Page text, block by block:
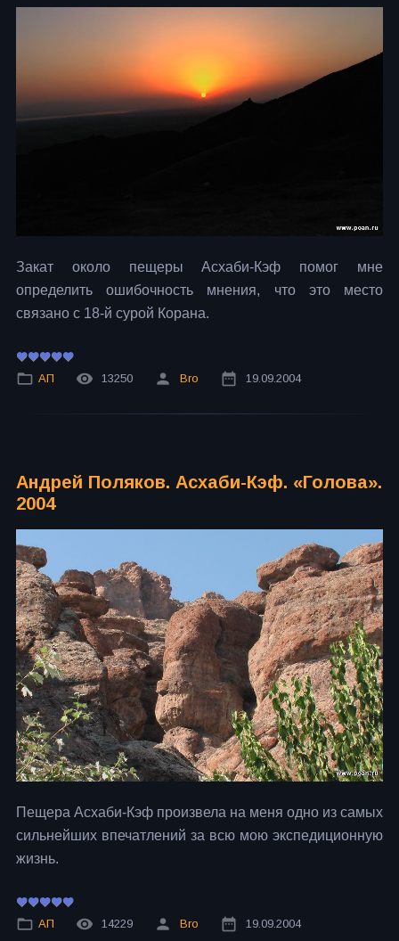
Закат около пещеры Асхаби-Кэф помог мне
определить ошибочность мнения, что это место
связано с 18-й сурой Корана.
АП 13250 Bro 19.09.2004
Андрей Поляков. Асхаби-Кэф. «Голова».
2004
Пещера Асхаби-Кэф произвела на меня одно из самых
сильнейших впечатлений за всю мою экспедиционную
жизнь.
АП 14229 Bro 19.09.2004